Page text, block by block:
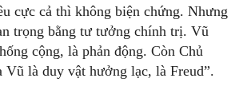
cực cả thì không biện chứng. Nhưng
trọng bằng tư tưởng chính trị. Vũ
cộng, là phản động. Còn Chủ
Vũ là duy vật hưởng lạc, là Freud”.